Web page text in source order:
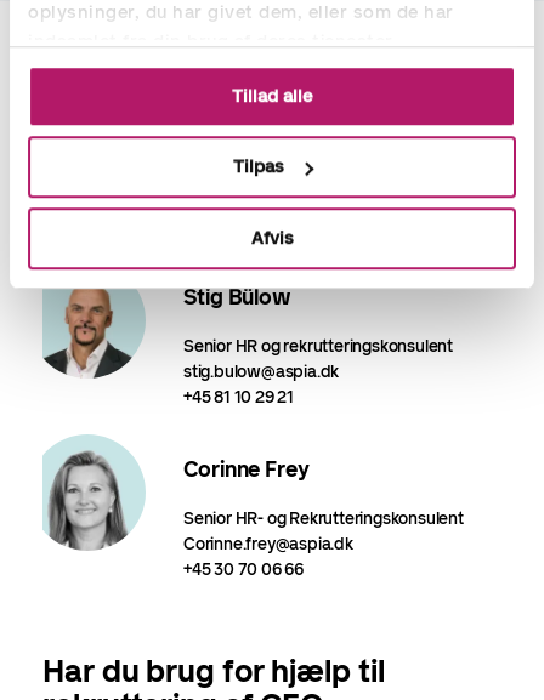
oplysninger, du har givet dem, eller som de har
indsamlet fra din brug af deres tjenester.
Tillad alle
Tilpas
Afvis
Har du spørgsmål til vores
rekrutteringsproces er du
velkommen til at kontakte en af
vores konsulenter
Stig Bülow
Senior HR og rekrutteringskonsulent
stig.bulow@aspia.dk
+45 81 10 29 21
Corinne Frey
Senior HR- og Rekrutteringskonsulent
Corinne.frey@aspia.dk
+45 30 70 06 66
Har du brug for hjælp til